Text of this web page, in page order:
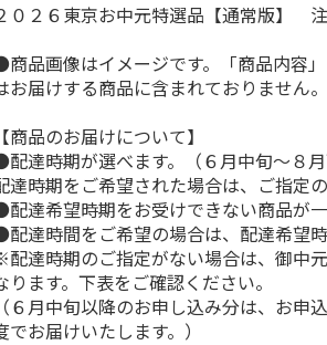
０２６東京お中元特選品【通常版】
品画像はイメージです。「商品内容
お届けする商品に含まれておりません
【商品のお届けについて】
達時期が選べます。（６月中旬～８月
達時期をご希望された場合は、ご指定
達希望時期をお受けできない商品が一
達時間をご希望の場合は、配達希望
達時期のご指定がない場合は、御中
ります。下表をご確認ください。
（６月中旬以降のお申し込み分は、お申
でお届けいたします。）